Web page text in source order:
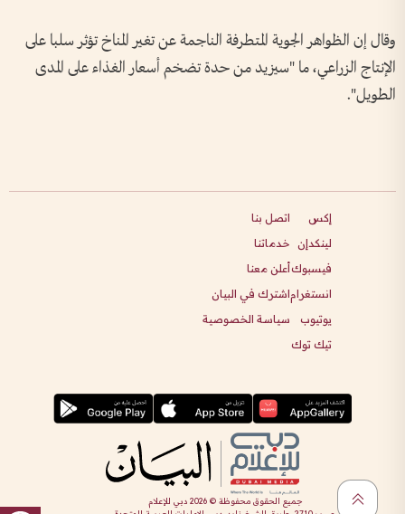
وقال إن الظواهر الجوية المتطرفة الناجمة عن تغير المناخ تؤثر سلبا على
الإنتاج الزراعي، ما "سيزيد من حدة تضخم أسعار الغذاء على المدى
الطويل".
إكس
لينكدإن
فيسبوك
انستغرام
يوتيوب
تيك توك
اتصل بنا
خدماتنا
أعلن معنا
اشترك في البيان
سياسة الخصوصية
جميع الحقوق محفوظة ©2026 دبي للإعلام